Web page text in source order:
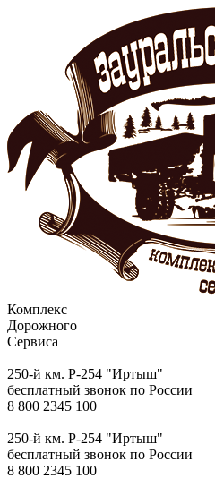
Комплекс
Дорожного
Сервиса
250-й км. Р-254 "Иртыш"
бесплатный звонок по России
8 800 2345 100
250-й км. Р-254 "Иртыш"
бесплатный звонок по России
8 800 2345 100